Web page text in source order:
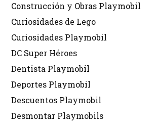
Construcción y Obras Playmobil
Curiosidades de Lego
Curiosidades Playmobil
DC Super Héroes
Dentista Playmobil
Deportes Playmobil
Descuentos Playmobil
Desmontar Playmobils